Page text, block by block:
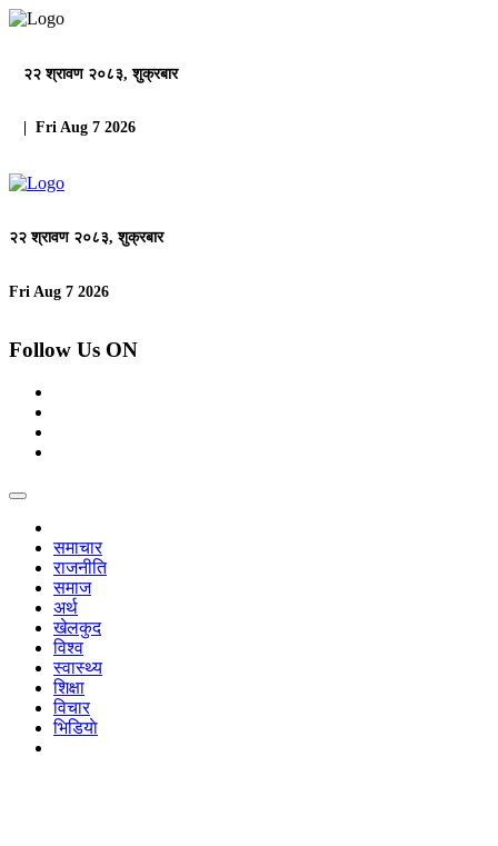
२२ श्रावण २०८३, शुक्रबार
| Fri Aug 7 2026
२२ श्रावण २०८३, शुक्रबार
Fri Aug 7 2026
Follow Us ON
समाचार
राजनीति
समाज
अर्थ
खेलकुद
विश्व
स्वास्थ्य
शिक्षा
विचार
भिडियाे